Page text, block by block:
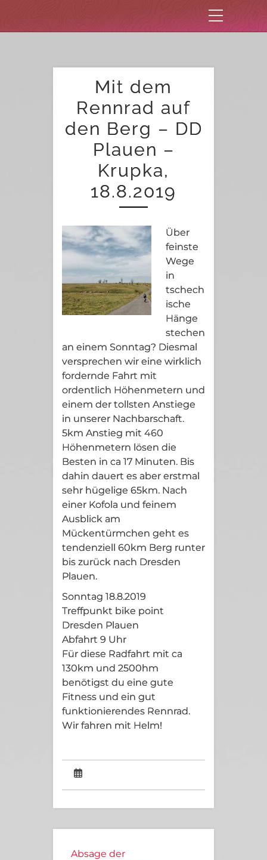
Mit dem
Rennrad auf
den Berg – DD
Plauen –
Krupka,
18.8.2019
Über
feinste
Wege
in
tschech
ische
Hänge
stechen
an einem Sonntag? Diesmal
versprechen wir eine wirklich
fordernde Fahrt mit
ordentlich Höhenmetern und
einem der tollsten Anstiege
in unserer Nachbarschaft.
5km Anstieg mit 460
Höhenmetern lösen die
Besten in ca 17 Minuten. Bis
dahin dauert es aber erstmal
sehr hügelige 65km. Nach
einer Kofola und feinem
Ausblick am
Mückentürmchen geht es
tendenziell 60km Berg runter
bis zurück nach Dresden
Plauen.
Sonntag 18.8.2019
Treffpunkt bike point
Dresden Plauen
Abfahrt 9 Uhr
Für diese Radfahrt mit ca
130km und 2500hm
benötigst du eine gute
Fitness und ein gut
funktionierendes Rennrad.
Wir fahren mit Helm!
Absage der